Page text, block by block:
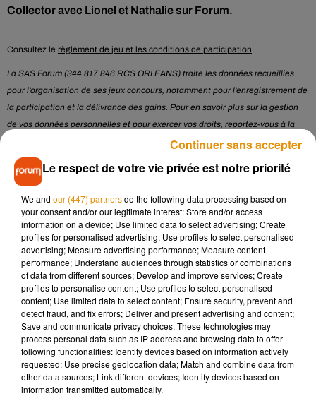
Collector avec Lionel et Nathalie sur Forum.
Consultez le règlement de jeu et les conditions de participation.
La SAS Forum (344 817 846 RCS ORLEANS) traite les données recueillies
pour l’organisation de ses jeux concours, notamment pour l’enregistrement de
la participation et la délivrance des gains. Pour en savoir plus sur la gestion
de vos données personnelles et pour exercer vos droits, reportez-vous à la
* Champ obligatoire
Le jeu est terminé
Musique
Madonna sort enfin le remix de « Love
Sensation » avec Kylie Minogue
Le respect de votre vie privée est notre priorité
We and our (447) partnersdo the following data processing based on
your consent and/or our legitimate interest: Store and/or access
information on a device; Use limited data to select advertising; Create
profiles for personalised advertising; Use profiles to select personalised
advertising; Measure advertising performance; Measure content
performance; Understand audiences through statistics or combinations
of data from different sources; Develop and improve services; Create
profiles to personalise content; Use profiles to select personalised
content; Use limited data to select content; Ensure security, prevent and
detect fraud, and fix errors; Deliver and present advertising and content;
Save and communicate privacy choices. These technologies may
process personal data such as IP address and browsing data to offer
following functionalities: Identify devices based on information actively
requested; Use precise geolocation data; Match and combine data from
other data sources; Link different devices; Identify devices based on
information transmitted automatically.
Continuer sans accepter